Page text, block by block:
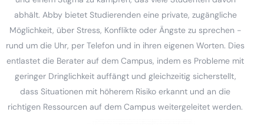
abhält. Abby bietet Studierenden eine private, zugängliche
Möglichkeit, über Stress, Konflikte oder Ängste zu sprechen -
rund um die Uhr, per Telefon und in ihren eigenen Worten. Dies
entlastet die Berater auf dem Campus, indem es Probleme mit
geringer Dringlichkeit auffängt und gleichzeitig sicherstellt,
dass Situationen mit höherem Risiko erkannt und an die
richtigen Ressourcen auf dem Campus weitergeleitet werden.